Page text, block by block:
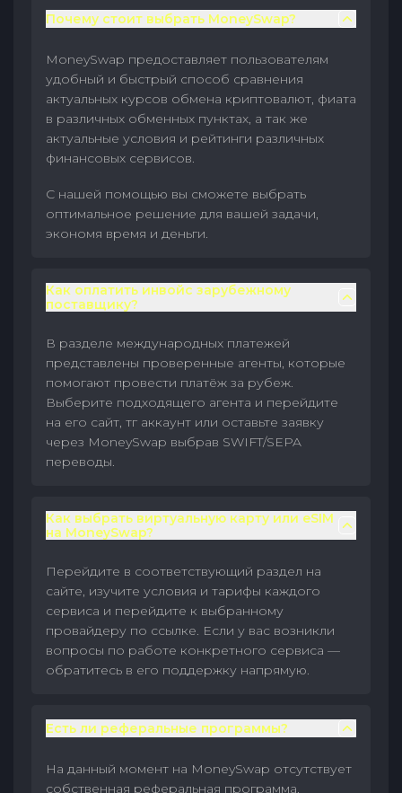
Почему стоит выбрать MoneySwap?
MoneySwap предоставляет пользователям
удобный и быстрый способ сравнения
актуальных курсов обмена криптовалют, фиата
в различных обменных пунктах, а так же
актуальные условия и рейтинги различных
финансовых сервисов.
С нашей помощью вы сможете выбрать
оптимальное решение для вашей задачи,
экономя время и деньги.
Как оплатить инвойс зарубежному
поставщику?
В разделе международных платежей
представлены проверенные агенты, которые
помогают провести платёж за рубеж.
Выберите подходящего агента и перейдите
на его сайт, тг аккаунт или оставьте заявку
через MoneySwap выбрав SWIFT/SEPA
переводы.
Как выбрать виртуальную карту или eSIM
на MoneySwap?
Перейдите в соответствующий раздел на
сайте, изучите условия и тарифы каждого
сервиса и перейдите к выбранному
провайдеру по ссылке. Если у вас возникли
вопросы по работе конкретного сервиса —
обратитесь в его поддержку напрямую.
Есть ли реферальные программы?
На данный момент на MoneySwap отсутствует
собственная реферальная программа.